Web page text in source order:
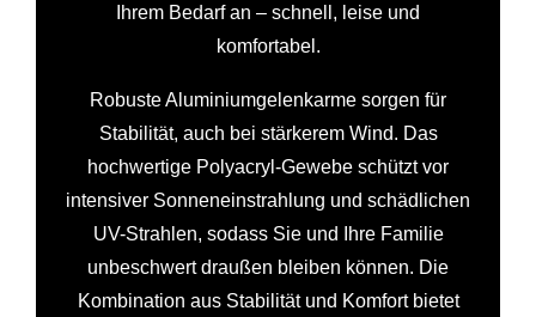
Ihrem Bedarf an – schnell, leise und
komfortabel.
Robuste Aluminiumgelenkarme sorgen für
Stabilität, auch bei stärkerem Wind. Das
hochwertige Polyacryl-Gewebe schützt vor
intensiver Sonneneinstrahlung und schädlichen
UV-Strahlen, sodass Sie und Ihre Familie
unbeschwert draußen bleiben können. Die
Kombination aus Stabilität und Komfort bietet